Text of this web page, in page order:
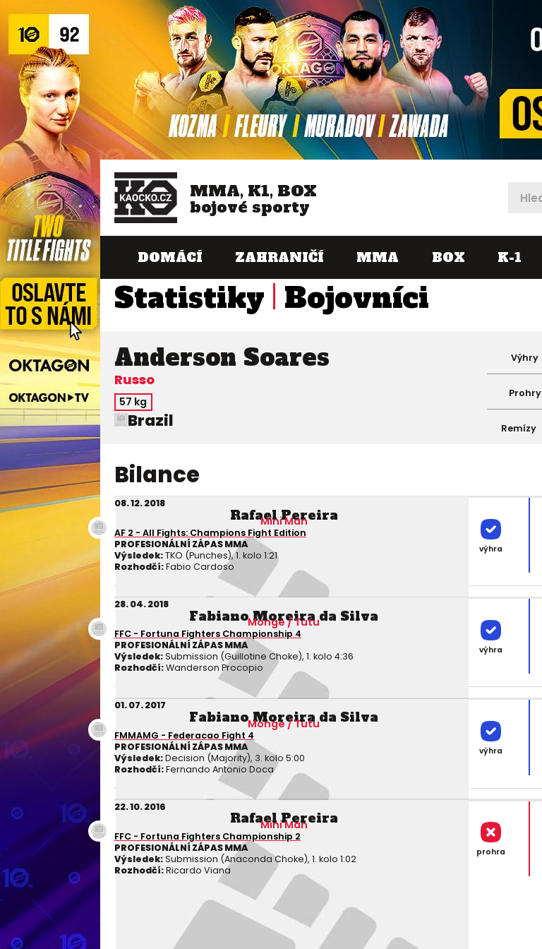
MMA, K1, BOX
bojové sporty
DOMÁCÍ ZAHRANIČÍ MMA BOX K-1
Statistiky Bojovníci
Anderson Soares
Russo
57 kg
Brazil
Výhry
Prohry
Remízy
Bilance
08. 12. 2018
Rafael Pereira
Mini Man
AF 2 - All Fights: Champions Fight Edition
PROFESIONÁLNÍ ZÁPAS MMA
Výsledek:TKO (Punches), 1. kolo 1:21
Rozhodčí:Fabio Cardoso
výhra
28. 04. 2018
Fabiano Moreira da Silva
Monge / Tutu
FFC - Fortuna Fighters Championship 4
PROFESIONÁLNÍ ZÁPAS MMA
Výsledek:Submission (Guillotine Choke), 1. kolo 4:36
Rozhodčí:Wanderson Procopio
výhra
01. 07. 2017
Fabiano Moreira da Silva
Monge / Tutu
FMMAMG - Federacao Fight 4
PROFESIONÁLNÍ ZÁPAS MMA
Výsledek:Decision (Majority), 3. kolo 5:00
Rozhodčí:Fernando Antonio Doca
výhra
22. 10. 2016
Rafael Pereira
Mini Man
FFC - Fortuna Fighters Championship 2
PROFESIONÁLNÍ ZÁPAS MMA
Výsledek:Submission (Anaconda Choke), 1. kolo 1:02
Rozhodčí:Ricardo Viana
prohra